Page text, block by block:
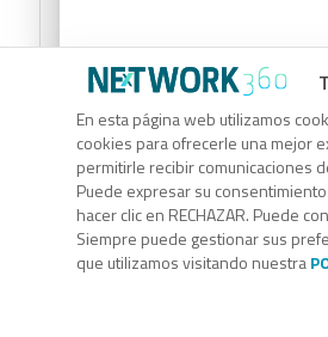
En esta página web utilizamos
cookies para ofrecerle una mejor
permitirle recibir comunicaciones
Puede expresar su
hacer clic en RECHAZAR. Puede
Siempre puede gestionar sus
que utilizamos visitando nuestra
Código Rss
Para copiar el enlace RSS